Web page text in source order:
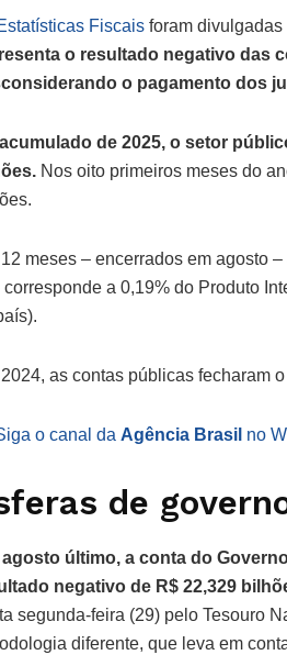
Fiscais foram
o resultado negativo das
o pagamento dos
de 2025, o setor
Nos oito primeiros meses do
12 meses – encerrados em agosto
corresponde a 0,19% do Produto
2024, as contas públicas fecharam
o canal da Agência Brasil no
de
agosto último, a conta do
negativo de R$ 22,329
segunda-feira (29) pelo Tesouro
diferente, que leva em